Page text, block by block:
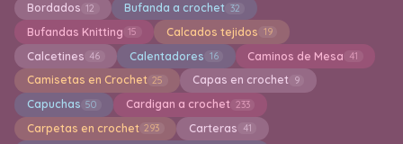
Bordados 12 Bufanda a crochet 32
Bufandas Knitting 15 Calcados tejidos 19
Calcetines 46 Calentadores 16 Caminos de Mesa 41
Camisetas en Crochet 25 Capas en crochet 9
Capuchas 50 Cardigan a crochet 233
Carpetas en crochet 293 Carteras 41